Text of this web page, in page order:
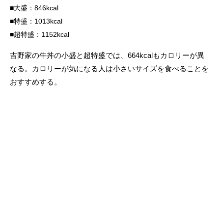
大盛：846kcal
特盛：1013kcal
超特盛：1152kcal
吉野家の牛丼の小盛と超特盛では、664kcalもカロリーが異
なる。カロリーが気になる人は小さいサイズを食べることを
おすすめする。